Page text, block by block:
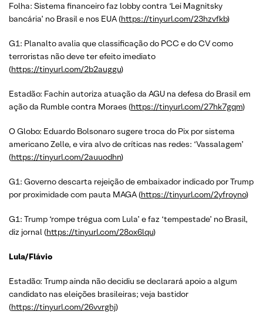
Folha: Sistema financeiro faz lobby contra ‘Lei Magnitsky
bancária’ no Brasil e nos EUA (https://tinyurl.com/23hzvfkb)
G1: Planalto avalia que classificação do PCC e do CV como
terroristas não deve ter efeito imediato
(https://tinyurl.com/2b2auggu)
Estadão: Fachin autoriza atuação da AGU na defesa do Brasil em
ação da Rumble contra Moraes (https://tinyurl.com/27hk7gqm)
O Globo: Eduardo Bolsonaro sugere troca do Pix por sistema
americano Zelle, e vira alvo de críticas nas redes: ‘Vassalagem’
(https://tinyurl.com/2auuodhn)
G1: Governo descarta rejeição de embaixador indicado por Trump
por proximidade com pauta MAGA (https://tinyurl.com/2yfroyno)
G1: Trump ‘rompe trégua com Lula’ e faz ‘tempestade’ no Brasil,
diz jornal (https://tinyurl.com/28ox6lqu)
Lula/Flávio
Estadão: Trump ainda não decidiu se declarará apoio a algum
candidato nas eleições brasileiras; veja bastidor
(https://tinyurl.com/26vvrghj)